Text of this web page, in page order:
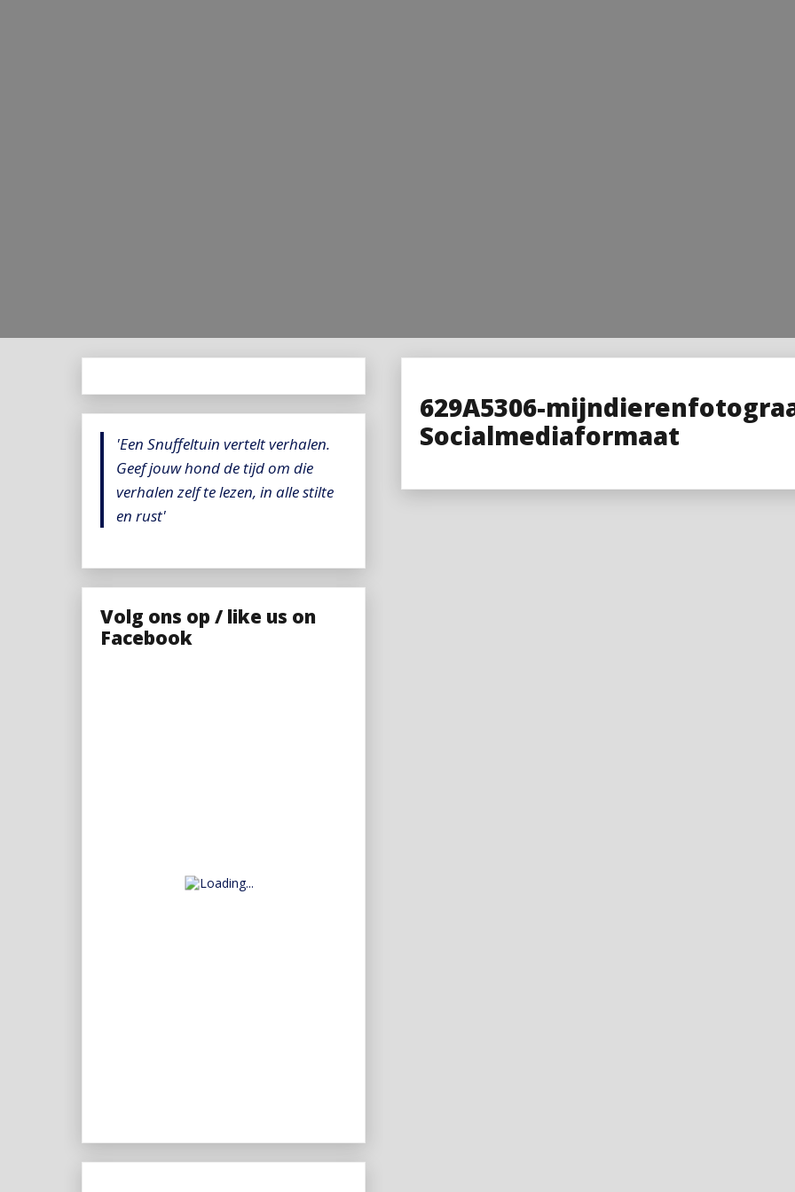
629A5306-
Socialmediaformaat
'Een Snuffeltuin vertelt verhalen.
Geef jouw hond de tijd om die
verhalen zelf te lezen, in alle stilte
en rust'
Volg ons op / like us on
Facebook